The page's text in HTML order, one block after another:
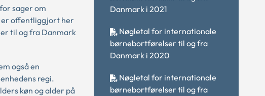
sager om
er offentliggjort her
til og fra Danmark
også en
regi.
køn og alder på
Danmark i 2021
Nøgletal for internationale
børnebortførelser til og fra
Danmark i 2020
Nøgletal for internationale
børnebortførelser til og fra